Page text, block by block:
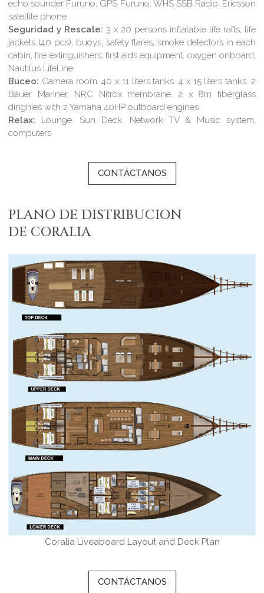
echo sounder Furuno, GPS Furuno, WHS SSB Radio, Ericsson
satellite phone
Seguridad y Rescate: 3 x 20 persons inflatable life rafts, life
jackets (40 pcs), buoys, safety flares, smoke detectors in each
cabin, fire extinguishers, first aids equipment, oxygen onboard,
Nautilus LifeLine
Buceo: Camera room. 40 x 11 liters tanks. 4 x 15 liters tanks. 2
Bauer Mariner, NRC Nitrox membrane. 2 x 8m fiberglass
dinghies with 2 Yamaha 40HP outboard engines
Relax: Lounge. Sun Deck. Network TV & Music system,
computers
CONTÁCTANOS
PLANO DE DISTRIBUCION
DE CORALIA
Coralia Liveaboard Layout and Deck Plan
CONTÁCTANOS